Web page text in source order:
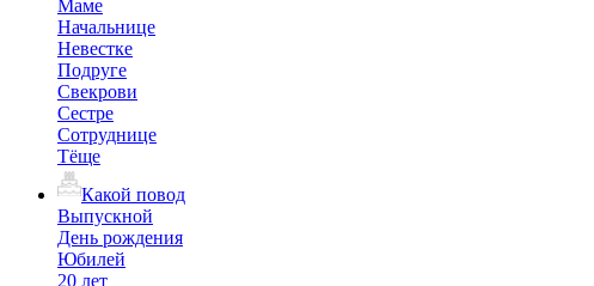
Маме
Начальнице
Невестке
Подруге
Свекрови
Сестре
Сотруднице
Тёще
Какой повод
Выпускной
День рождения
Юбилей
20 лет